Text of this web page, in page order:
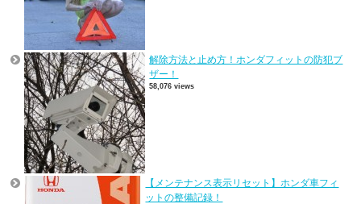
解除方法と止め方！ホンダフィットの防犯ブ
ザー！
58,076 views
【メンテナンス表示リセット】ホンダ車フィ
ットの整備記録！